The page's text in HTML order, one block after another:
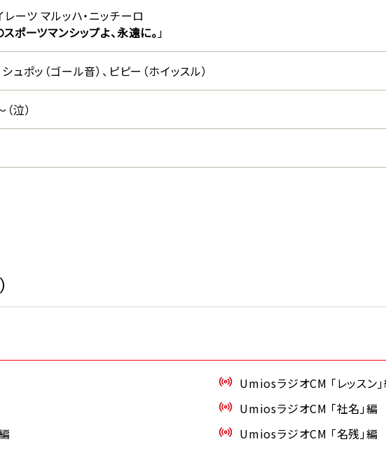
レーツ マルッハ・ニッチーロ
ポーツマンシップよ、永遠に。」
ュポッ（ゴール音）、ピピー（ホイッスル）
泣）
UmiosラジオCM 「レッスン
UmiosラジオCM 「社名」編
UmiosラジオCM 「名残」編